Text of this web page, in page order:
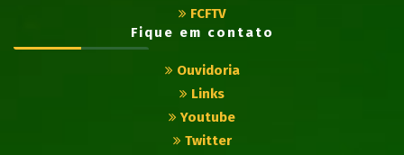
FCFTV
Fique em contato
Ouvidoria
Links
Youtube
Twitter